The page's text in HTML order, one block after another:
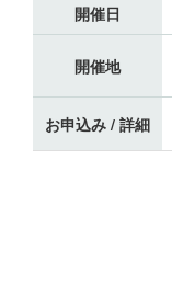
開催日
開催地
お申込み / 詳細